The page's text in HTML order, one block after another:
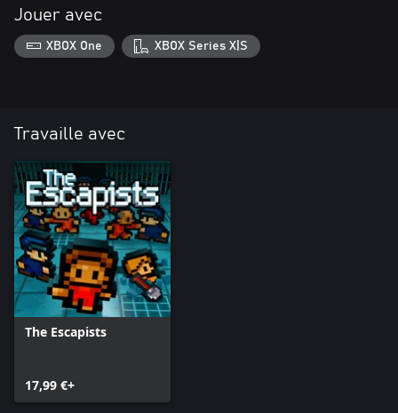
Jouer avec
XBOX One XBOX Series X|S
Travaille avec
The Escapists
17,99 €+